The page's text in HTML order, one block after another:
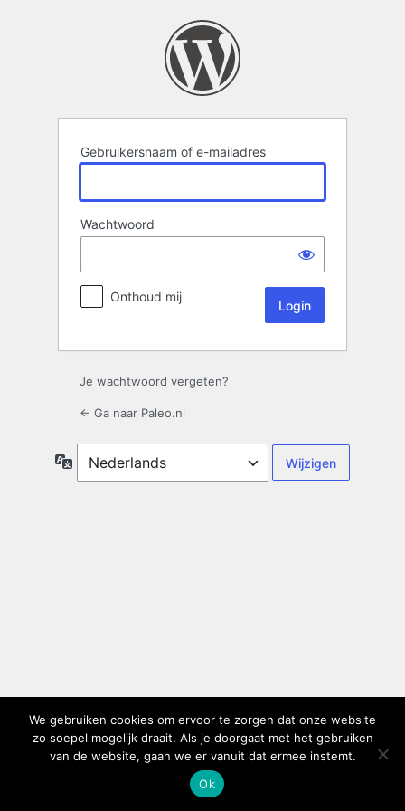
Gebruikersnaam of e-mailadres
Wachtwoord
Onthoud mij
Je wachtwoord vergeten?
← Ga naar Paleo.nl
Taal
We gebruiken cookies om ervoor te zorgen dat onze website
zo soepel mogelijk draait. Als je doorgaat met het gebruiken
van de website, gaan we er vanuit dat ermee instemt.
Ok